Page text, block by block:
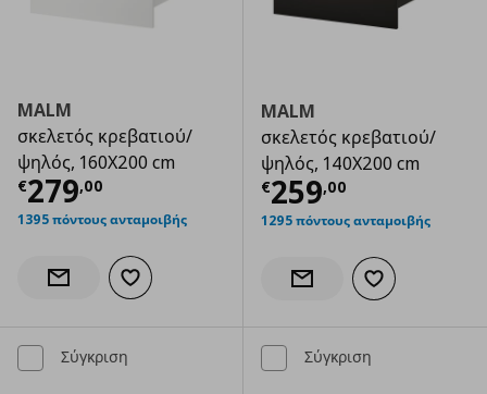
MALM
σκελετός κρεβατιού/
ψηλός, 160X200 cm
€279,00
Τρέχουσα τιμή € 279,00
1395 πόντους ανταμοιβής
Ενημέρωση διαθεσιμότητας
Προσθήκη στα αγαπημένα
MALM
σκελετός κρεβατιού/
ψηλός, 140X200 cm
€259,00
Τρέχουσα
1295 πόντους ανταμοιβής
Ενημέρωση διαθεσιμότητας
Προσθήκη στα
Σύγκριση Σύγκριση